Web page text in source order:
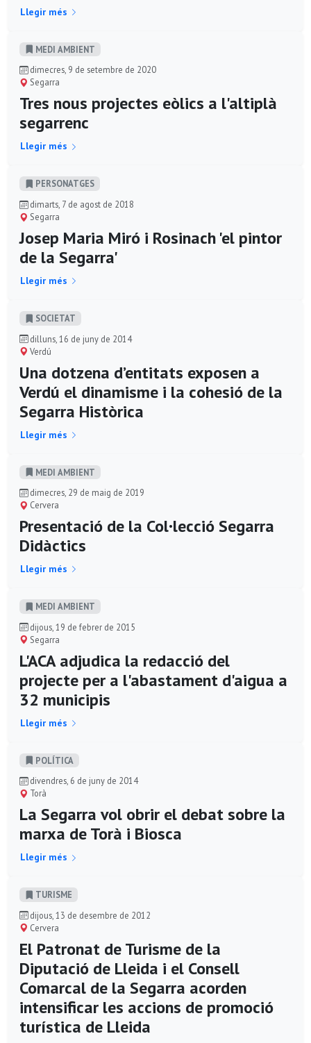
Llegir més
MEDI AMBIENT
dimecres, 9 de setembre de 2020
Segarra
Tres nous projectes eòlics a l'altiplà
segarrenc
Llegir més
PERSONATGES
dimarts, 7 de agost de 2018
Segarra
Josep Maria Miró i Rosinach 'el pintor
de la Segarra'
Llegir més
SOCIETAT
dilluns, 16 de juny de 2014
Verdú
Una dotzena d’entitats exposen a
Verdú el dinamisme i la cohesió de la
Segarra Històrica
Llegir més
MEDI AMBIENT
dimecres, 29 de maig de 2019
Cervera
Presentació de la Col·lecció Segarra
Didàctics
Llegir més
MEDI AMBIENT
dijous, 19 de febrer de 2015
Segarra
L'ACA adjudica la redacció del
projecte per a l'abastament d'aigua a
32 municipis
Llegir més
POLÍ­TICA
divendres, 6 de juny de 2014
Torà
La Segarra vol obrir el debat sobre la
marxa de Torà i Biosca
Llegir més
TURISME
dijous, 13 de desembre de 2012
Cervera
El Patronat de Turisme de la
Diputació de Lleida i el Consell
Comarcal de la Segarra acorden
intensificar les accions de promoció
turística de Lleida